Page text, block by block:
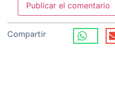
Compartir